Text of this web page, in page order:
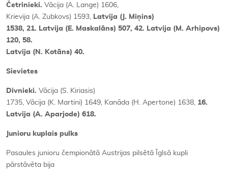
Četrinieki. Vācija (A. Lange) 1606,
Krievija (A. Zubkovs) 1593, Latvija (J. Miņins)
1538, 21. Latvija (E. Maskalāns) 507, 42. Latvija (M. Arhipovs)
120, 58.
Latvija (N. Kotāns) 40.
Sievietes
Divnieki. Vācija (S. Kiriasis)
1735, Vācija (K. Martini) 1649, Kanāda (H. Apertone) 1638, 16.
Latvija (A. Aparjode) 618.
Junioru kuplais pulks
Pasaules junioru čempionātā Austrijas pilsētā Īglsā kupli
pārstāvēta bija